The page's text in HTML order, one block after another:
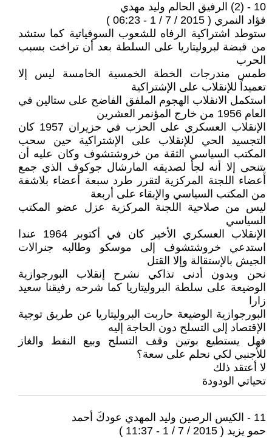
10 - (2) الرفيق الحالم وليد مهدي
فؤاد النمري ( 2015 / 7 / 1 - 06:23 )
ستوطد اشتراكية الرفاه للشعوب السوفياتية كما ستشد
من قبضة لبروليتاريا على السلطة بعد أن تراخت بسبب
الحرب
طمس مندرجات الخطة الخمسية الخامسة ليس إلا
تعميداً للإنقلاب على الإشتراكية
استكمل الانقلاب الهجوم الملفق الفاضح على ستالين في
العام 1956 من خارج المؤنمر العشرين
الإنقلاب العسكري على الحزب في حزيران 1957 كان
التجسيد الحي للإنقلاب على الإشتراكية حين سحب
المكتب السياسي الثقة من خروشتشوف وكان عليه أن
يتنحى إلا أنه لجأ لصديقه المارشال جوكوف الذي جمع
أعضاء اللجنة المركزية لتقرر طرد سبعة أعضاء بلاشفة
من المكتب السياسي والإبقاء على أربعة
ليس من صلاحية اللجنة المركزية عزل عضو المكتب
السياسي
الإنقلاب العسكري الأخير كان في أكتوبر 1964 عندا
استدعي خروشتشوف إلى موسكو وطالبه جنرالات
الجيش بالإستقالة وإلا القتل
نحن وبدون أدنى تذاكي نشرح إنقلاب البورجوازية
الوضيعة على سلطة البروليتاريا كما شرحه رفيقنا سعيد
زارا
البورجوازية الوضيعة حاربت البروليتاريا عن طريق توجية
الإقتصاد إلى التسلح دون الحاجة إليه
فهل يستطيع بوتين وقف التسلح وبيع النفط والغاز
للأجنبي لكي نحلم على سعة؟
لا أعتقد ذلك
تحياتي الودودة
11 - الكيس الرصين وليد المهدي عودكَ أحمد
حمو يزيد ( 2015 / 7 / 1 - 11:37 )